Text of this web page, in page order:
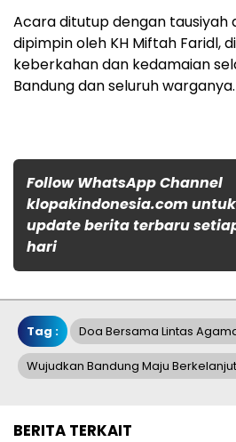
Acara ditutup dengan tausiyah
dipimpin oleh KH Miftah Faridl,
keberkahan dan kedamaian
Bandung dan seluruh warganya.
Follow WhatsApp Channel
klopakindonesia.com untuk
update berita terbaru
hari
Tag : Doa Bersama Lintas
Wujudkan Bandung Maju
BERITA TERKAIT